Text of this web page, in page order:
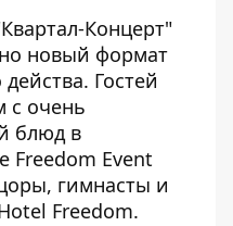
Концерт"
новый формат
Гостей
с очень
блюд в
Freedom Event
гимнасты и
Freedom.